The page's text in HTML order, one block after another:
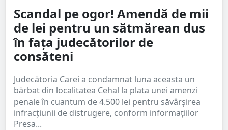
Scandal pe ogor! Amendă de mii
de lei pentru un sătmărean dus
în fața judecătorilor de
consăteni
Judecătoria Carei a condamnat luna aceasta un
bărbat din localitatea Cehal la plata unei amenzi
penale în cuantum de 4.500 lei pentru săvârșirea
infracțiunii de distrugere, conform informațiilor
Presa...